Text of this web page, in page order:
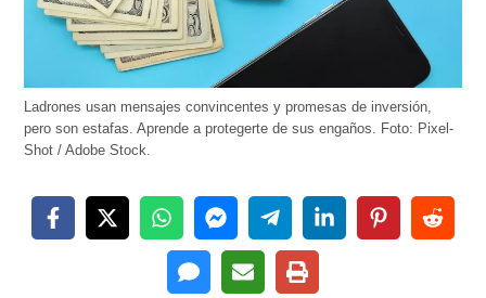
Ladrones usan mensajes convincentes y promesas de inversión,
pero son estafas. Aprende a protegerte de sus engaños. Foto: Pixel-
Shot / Adobe Stock.